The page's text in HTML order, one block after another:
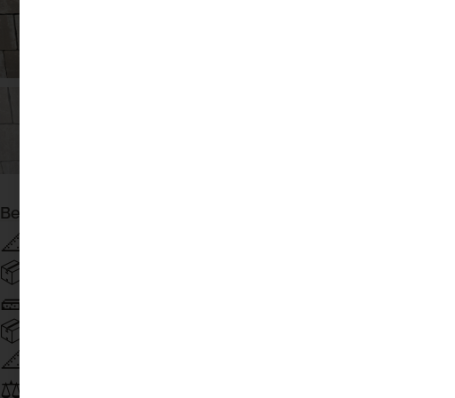
Beschreibung
📐 Stärke: 8 cm
📦 Fläche pro Lage: 1,0 m²
🧱 Steine pro m²: 30 Stück
📦 Steine pro Palette: 300 Stück
📐 Fläche pro Palette: ca. 9,51 m²
⚖️ Gewicht pro Stein: ca. 3,9 kg bis 8,5 kg